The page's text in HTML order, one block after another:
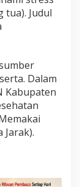
tua). Judul
Dalam
Kabupaten